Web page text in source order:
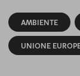
AMBIENTE
UNIONE